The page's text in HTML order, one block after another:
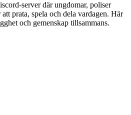
server där ungdomar, poliser
prata, spela och dela vardagen. Här
och gemenskap tillsammans.